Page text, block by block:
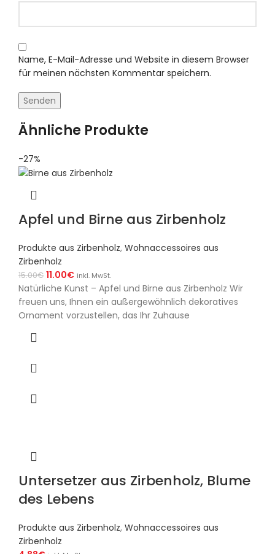
Name, E-Mail-Adresse und Website in diesem Browser
für meinen nächsten Kommentar speichern.
Ähnliche Produkte
-27%
Apfel und Birne aus Zirbenholz
Produkte aus Zirbenholz, Wohnaccessoires aus
Zirbenholz
15.00€ 11.00€ inkl. MwSt.
Natürliche Kunst – Apfel und Birne aus Zirbenholz Wir
freuen uns, Ihnen ein außergewöhnlich dekoratives
Ornament vorzustellen, das Ihr Zuhause
Untersetzer aus Zirbenholz, Blume
des Lebens
Produkte aus Zirbenholz, Wohnaccessoires aus
Zirbenholz